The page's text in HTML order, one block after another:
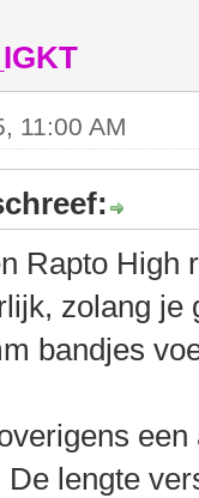
11:00 AM
Rapto High
zolang je
bandjes
De lengte